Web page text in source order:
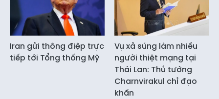
Iran gửi thông điệp trực
tiếp tới Tổng thống Mỹ
Vụ xả súng làm nhiều
người thiệt mạng tại
Thái Lan: Thủ tướng
Charnvirakul chỉ đạo
khẩn